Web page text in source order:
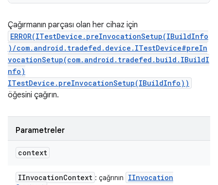
Çağırmanın parçası olan her cihaz için
ERROR(ITestDevice.preInvocationSetup(IBuildInfo
)/com.android.tradefed.device.ITestDevice#preIn
vocationSetup(com.android.tradefed.build.IBuildI
nfo)
ITestDevice.preInvocationSetup(IBuildInfo))
öğesini çağırın.
Parametreler
context
IInvocationContext : çağrının
IInvocation